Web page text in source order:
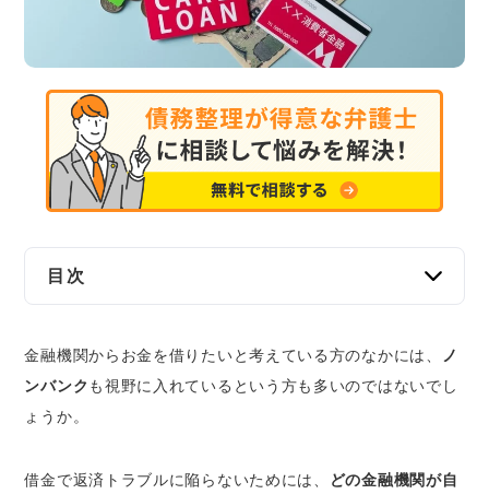
債権回収
IT・ネット
企業法務
目次
いる金融機関のこと
ノンバンクに分類される主な金融業者
2.消費者金融｜カードローンなど個人向け融
金融機関からお金を借りたいと考えている方のなかには、
ノ
ンバンク も視野に入れているという方も多いのではないでし
ょうか。
借金で返済トラブルに陥らないためには、
どの金融機関が自